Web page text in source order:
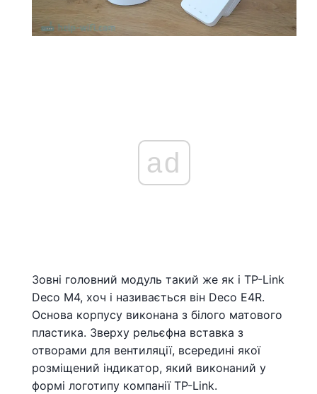
ad
Зовні головний модуль такий же як і TP-Link
Deco M4, хоч і називається він Deco E4R.
Основа корпусу виконана з білого матового
пластика. Зверху рельєфна вставка з
отворами для вентиляції, всередині якої
розміщений індикатор, який виконаний у
формі логотипу компанії TP-Link.